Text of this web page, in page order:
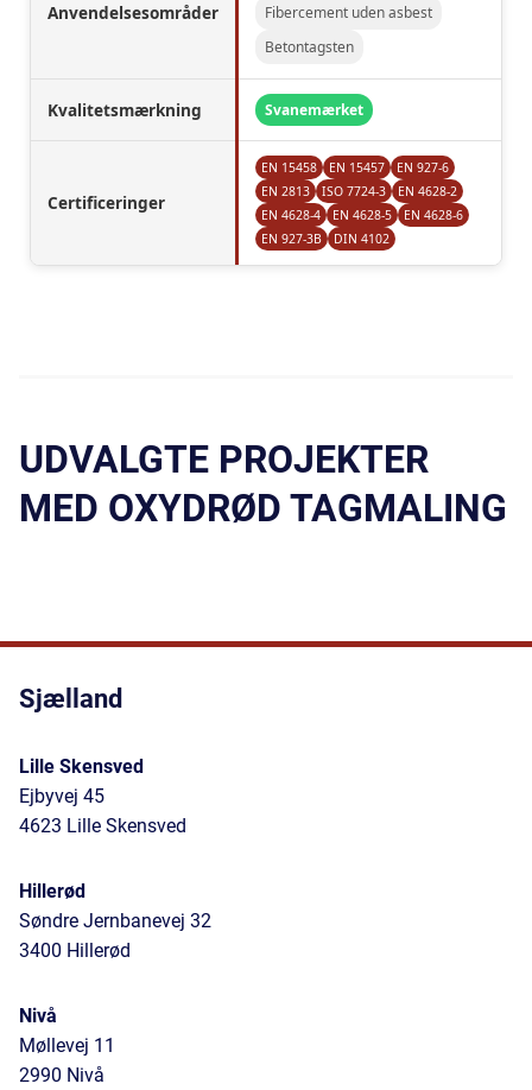
Anvendelsesområder
Fibercement uden asbest
Betontagsten
Kvalitetsmærkning Svanemærket
Certificeringer
EN 15458 EN 15457
EN 927-6
EN 2813
ISO 7724-3
EN 4628-2
EN 4628-4
EN 4628-5
EN 4628-6
EN 927-3B
DIN 4102
UDVALGTE PROJEKTER
MED OXYDRØD TAGMALING
Sjælland
Lille Skensved
Ejbyvej 45
4623 Lille Skensved
Hillerød
Søndre Jernbanevej 32
3400 Hillerød
Nivå
Møllevej 11
2990 Nivå